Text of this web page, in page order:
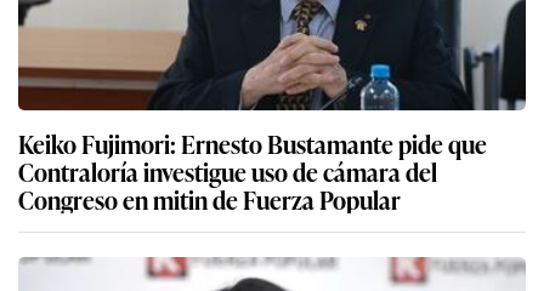
Keiko Fujimori: Ernesto Bustamante pide que
Contraloría investigue uso de cámara del
Congreso en mitin de Fuerza Popular